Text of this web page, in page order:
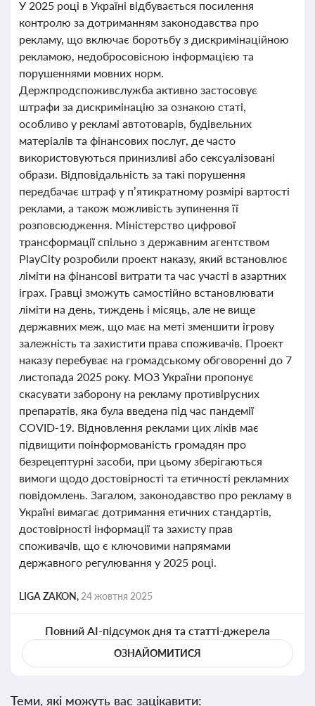
У 2025 році в Україні відбувається посилення
контролю за дотриманням законодавства про
рекламу, що включає боротьбу з дискримінаційною
рекламою, недобросовісною інформацією та
порушеннями мовних норм.
Держпродспоживслужба активно застосовує
штрафи за дискримінацію за ознакою статі,
особливо у рекламі автотоварів, будівельних
матеріалів та фінансових послуг, де часто
використовуються принизливі або сексуалізовані
образи. Відповідальність за такі порушення
передбачає штраф у п’ятикратному розмірі вартості
реклами, а також можливість зупинення її
розповсюдження. Міністерство цифрової
трансформації спільно з державним агентством
PlayCity розробили проект наказу, який встановлює
ліміти на фінансові витрати та час участі в азартних
іграх. Гравці зможуть самостійно встановлювати
ліміти на день, тиждень і місяць, але не вище
державних меж, що має на меті зменшити ігрову
залежність та захистити права споживачів. Проект
наказу перебуває на громадському обговоренні до 7
листопада 2025 року. МОЗ України пропонує
скасувати заборону на рекламу противірусних
препаратів, яка була введена під час пандемії
COVID-19. Відновлення реклами цих ліків має
підвищити поінформованість громадян про
безрецептурні засоби, при цьому зберігаються
вимоги щодо достовірності та етичності рекламних
повідомлень. Загалом, законодавство про рекламу в
Україні вимагає дотримання етичних стандартів,
достовірності інформації та захисту прав
споживачів, що є ключовими напрямами
державного регулювання у 2025 році.
LIGA ZAKON, 24 жовтня 2025
Повний AI-підсумок дня та статті-джерела
ОЗНАЙОМИТИСЯ
Теми, які можуть вас зацікавити: